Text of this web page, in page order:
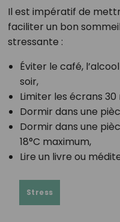
Il est impératif de
faciliter un bon
stressante :
Éviter le café,
soir,
Limiter les écrans
Dormir dans une
Dormir dans une
18°C maximum,
Lire un livre ou
Stress